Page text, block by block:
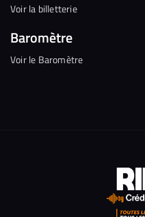
Voir la billetterie
Baromètre
Voir le Baromètre